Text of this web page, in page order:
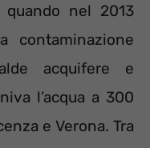
nel 2013
acquifere e
l’acqua a 300
e Verona. Tra